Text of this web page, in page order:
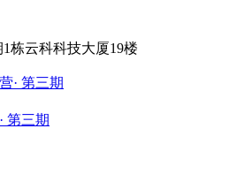
栋云科科技大厦19楼
第三期